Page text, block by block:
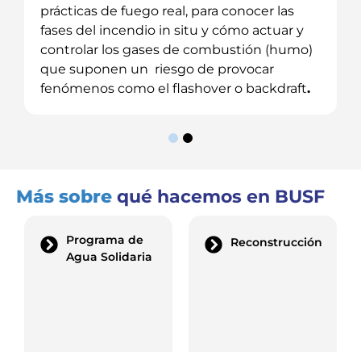
prácticas de fuego real, para conocer las
fases del incendio in situ y cómo actuar y
controlar los gases de combustión (humo)
que suponen un riesgo de provocar
fenómenos como el flashover o backdraft.
Más sobre qué hacemos en BUSF
Programa de
Agua Solidaria
Reconstrucción